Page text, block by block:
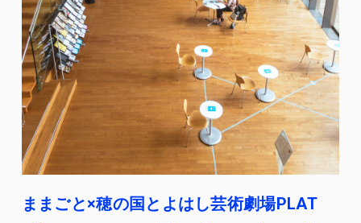
ままごと×穂の国とよはし芸術劇場PLAT